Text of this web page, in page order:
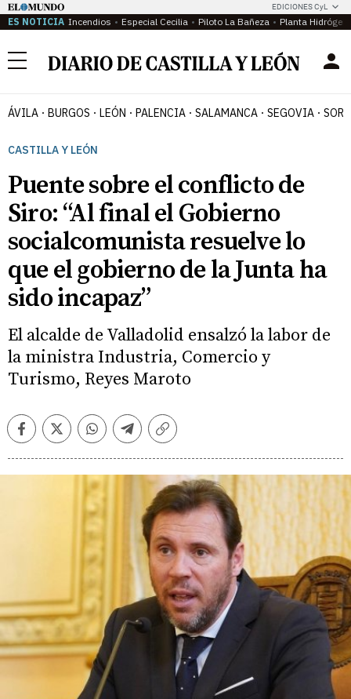
EDICIONES CyL
ES NOTICIA Incendios Especial Cecilia Piloto La Bañeza Planta
Menú
ÁVILA BURGOS LEÓN PALENCIA SALAMANCA SEGOVIA
CASTILLA Y LEÓN
Puente sobre el conflicto de
Siro: “Al final el Gobierno
socialcomunista resuelve lo
que el gobierno de la Junta ha
sido incapaz”
El alcalde de Valladolid ensalzó la labor de
la ministra Industria, Comercio y
Turismo, Reyes Maroto
FacebookTwitterWhatsappTelegramCopiar